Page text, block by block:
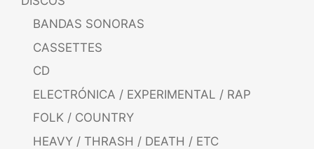
BANDAS SONORAS
CASSETTES
CD
ELECTRÓNICA / EXPERIMENTAL / RAP
FOLK / COUNTRY
HEAVY / THRASH / DEATH / ETC